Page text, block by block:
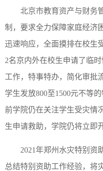
北京市教育资产与财务
制，要求全力保障家庭经济
迅速响应，全面摸排在校生
2名京内外在校生申请了临
工作，特事特办，简化审批
学生发放800至1500元不等
前学院仍在关注学生受灾情
生申请救助，学院仍将立即
2021年郑州水灾特别资
总结特别资助工作经验，将